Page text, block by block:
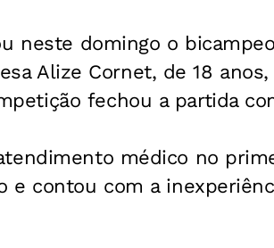
neste domingo o
Alize Cornet, de 18
fechou a partida
médico no
contou com a